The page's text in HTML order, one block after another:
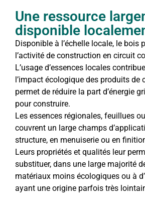
Une ressource
disponible
Disponible à l’échelle locale, le bois
l’activité de construction en circuit
L’usage d’essences locales
l’impact écologique des produits de
permet de réduire la part d’énergie
pour construire.
Les essences régionales, feuillues
couvrent un large champs
structure, en menuiserie ou en
Leurs propriétés et qualités leur
substituer, dans une large majorité
matériaux moins écologiques ou à
ayant une origine parfois très